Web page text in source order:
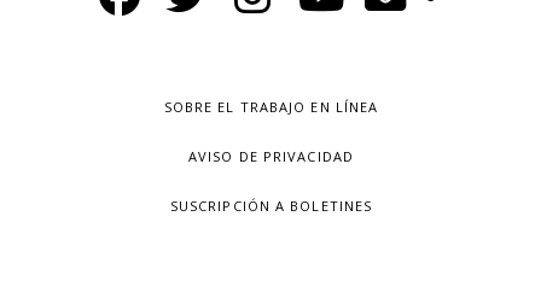
SOBRE EL TRABAJO EN LÍNEA
AVISO DE PRIVACIDAD
SUSCRIPCIÓN A BOLETINES